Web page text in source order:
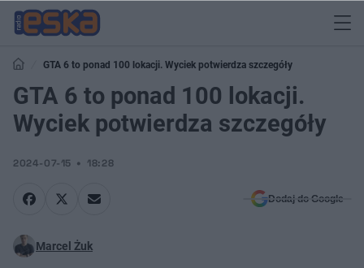
GTA 6 to ponad 100 lokacji. Wyciek potwierdza szczegóły
GTA 6 to ponad 100 lokacji.
Wyciek potwierdza szczegóły
2024-07-15 18:28
Dodaj do Google
Marcel Żuk